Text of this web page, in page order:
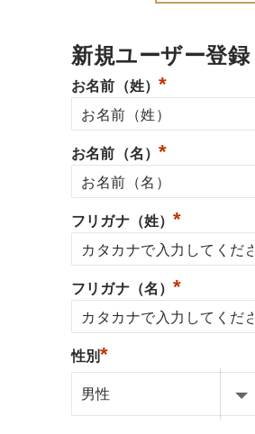
新規ユーザー登録
お名前（姓）*
お名前（名）*
フリガナ（姓）*
フリガナ（名）*
性別*